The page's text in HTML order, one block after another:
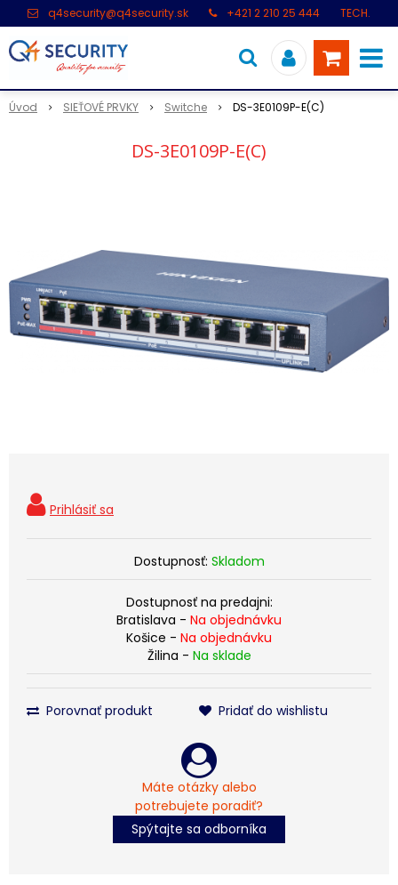
q4security@q4security.sk +421 2 210 25 444
TECH.
Úvod SIEŤOVÉ PRVKY Switche DS-3E0109P-E(C)
DS-3E0109P-E(C)
Dostupnosť: Skladom
Dostupnosť na predajni:
Bratislava - Na objednávku
Košice - Na objednávku
Žilina - Na sklade
Porovnať produkt Pridať do wishlistu
Máte otázky alebo
potrebujete poradiť?
Spýtajte sa odborníka